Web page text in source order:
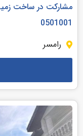
0501001
رامسر